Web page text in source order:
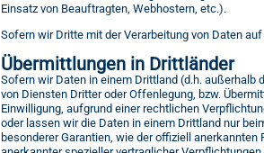
Einsatz von Beauftragten, Webhostern, etc.).
Sofern wir Dritte mit der Verarbeitung von Daten
Übermittlungen in Drittländer
Sofern wir Daten in einem Drittland (d.h. außerhalb
von Diensten Dritter oder Offenlegung, bzw.
Einwilligung, aufgrund einer rechtlichen
oder lassen wir die Daten in einem Drittland nur
besonderer Garantien, wie der offiziell